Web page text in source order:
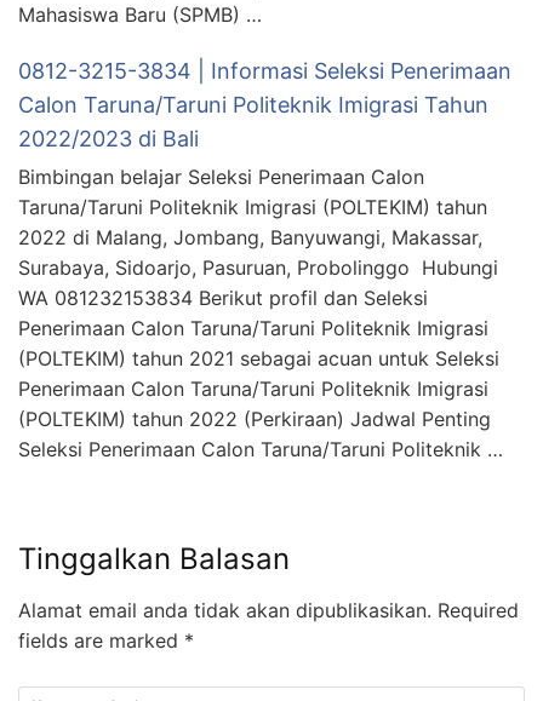
Mahasiswa Baru (SPMB) …
0812-3215-3834 | Informasi Seleksi Penerimaan
Calon Taruna/Taruni Politeknik Imigrasi Tahun
2022/2023 di Bali
Bimbingan belajar Seleksi Penerimaan Calon
Taruna/Taruni Politeknik Imigrasi (POLTEKIM) tahun
2022 di Malang, Jombang, Banyuwangi, Makassar,
Surabaya, Sidoarjo, Pasuruan, Probolinggo Hubungi
WA 081232153834 Berikut profil dan Seleksi
Penerimaan Calon Taruna/Taruni Politeknik Imigrasi
(POLTEKIM) tahun 2021 sebagai acuan untuk Seleksi
Penerimaan Calon Taruna/Taruni Politeknik Imigrasi
(POLTEKIM) tahun 2022 (Perkiraan) Jadwal Penting
Seleksi Penerimaan Calon Taruna/Taruni Politeknik …
Tinggalkan Balasan
Alamat email anda tidak akan dipublikasikan. Required
fields are marked *